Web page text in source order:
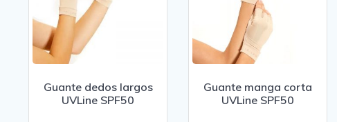
Guante dedos largos
UVLine SPF50
Guante manga corta
UVLine SPF50